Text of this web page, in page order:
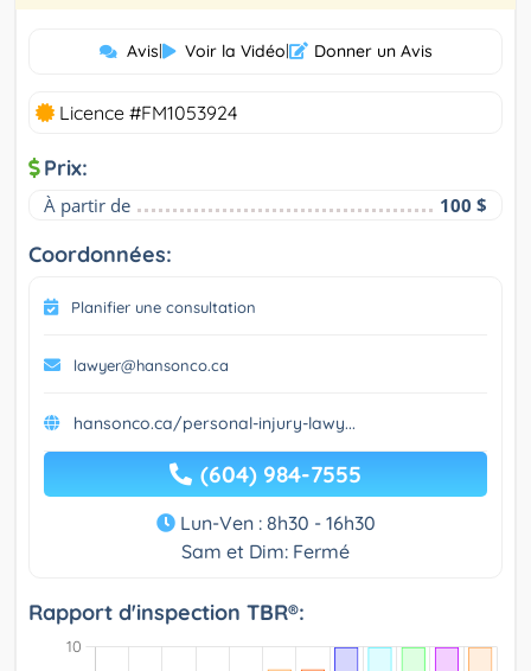
Avis| Voir la Vidéo| Donner un Avis
Licence #FM1053924
Prix:
À partir de 100 $
Coordonnées:
Planifier une consultation
lawyer@hansonco.ca
hansonco.ca/personal-injury-lawy...
(604) 984-7555
Lun-Ven : 8h30 - 16h30
Sam et Dim: Fermé
Rapport d'inspection TBR®: